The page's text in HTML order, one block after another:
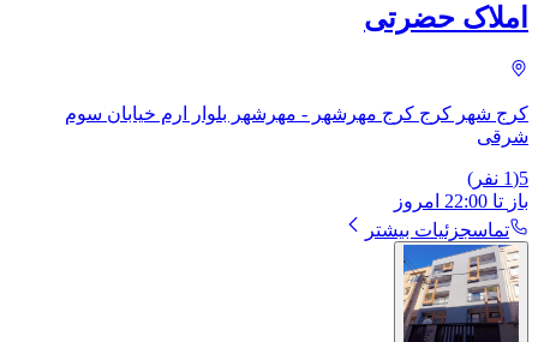
املاک حضرتی
کرج شهر کرج کرج مهرشهر - مهرشهر بلوار ارم خیابان سوم
شرقی
5
(
1 نفر)
باز تا 22:00 امروز
تماسجزئیات بیشتر